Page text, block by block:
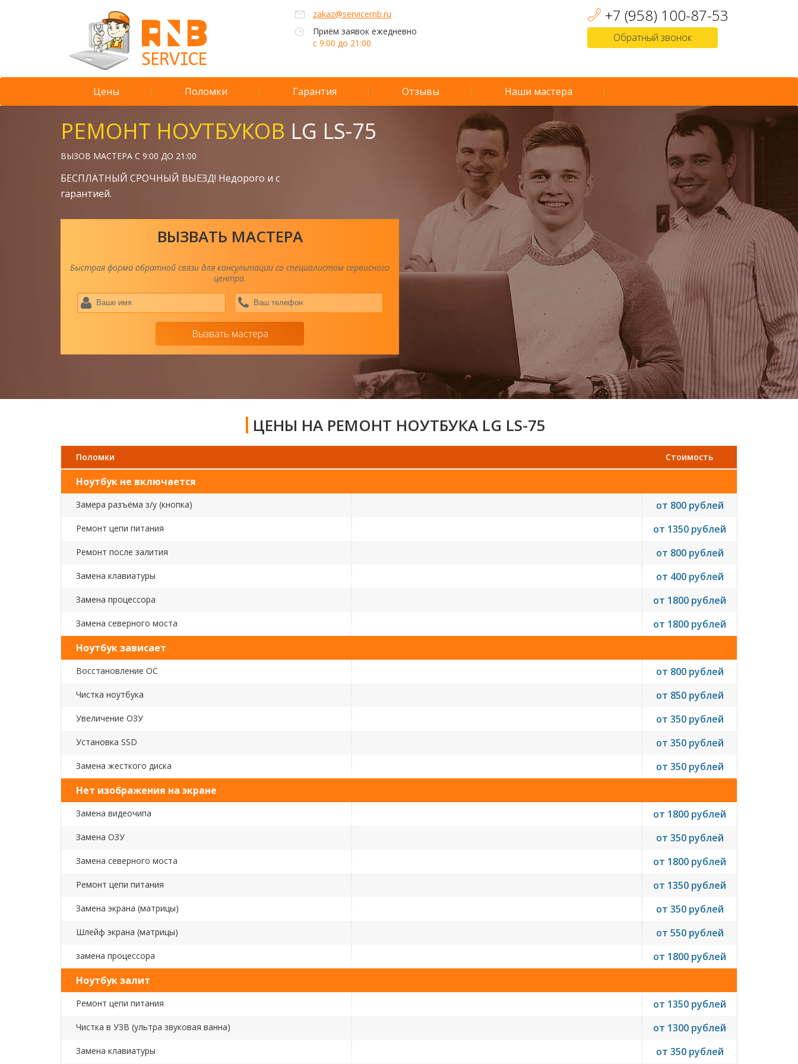
zakaz@servicernb.ru
Приём заявок ежедневно
с 9:00 до 21:00
+7 (958) 100-87-53
Обратный звонок
Цены Поломки Гарантия Отзывы Наши мастера
РЕМОНТ НОУТБУКОВ LG LS-75
ВЫЗОВ МАСТЕРА С 9:00 ДО 21:00
БЕСПЛАТНЫЙ СРОЧНЫЙ ВЫЕЗД! Недорого и с
гарантией.
ВЫЗВАТЬ МАСТЕРА
Быстрая форма обратной связи для консультации со специалистом сервисного
центра.
Ваше
имя
*
Вызвать мастера
ЦЕНЫ НА РЕМОНТ НОУТБУКА LG LS-75
Поломки Стоимость
Ноутбук не включается
Замера разъёма з/у (кнопка) от 800 рублей
Ремонт цепи питания от 1350 рублей
Ремонт после залития от 800 рублей
Замена клавиатуры от 400 рублей
Замена процессора от 1800 рублей
Замена северного моста
от 1800 рублей
Ноутбук зависает
Восстановление ОС от 800 рублей
Чистка ноутбука от 850 рублей
Увеличение ОЗУ от 350 рублей
Установка SSD от 350 рублей
Замена жесткого диска
от 350 рублей
Нет изображения на экране
Замена видеочипа от 1800 рублей
Замена ОЗУ от 350 рублей
Замена северного моста от 1800 рублей
Ремонт цепи питания от 1350 рублей
Замена экрана (матрицы) от 350 рублей
Шлейф экрана (матрицы) от 550 рублей
замена процессора
от 1800 рублей
Ноутбук залит
Ремонт цепи питания от 1350 рублей
Чистка в УЗВ (ультра звуковая ванна) от 1300 рублей
Замена клавиатуры от 350 рублей